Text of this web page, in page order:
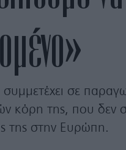
σε
κόρη της, που δεν
της στην Ευρώπη.